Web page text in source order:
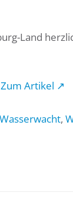
Land
Zum Artikel ↗
Wasserwacht,